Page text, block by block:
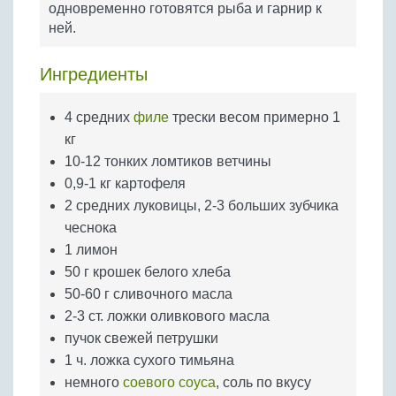
Бобовые
Яйца
одновременно готовятся рыба и гарнир к
ней.
Ингредиенты
4 средних филе трески весом примерно 1
кг
10-12 тонких ломтиков ветчины
0,9-1 кг картофеля
2 средних луковицы, 2-3 больших зубчика
чеснока
1 лимон
50 г крошек белого хлеба
50-60 г сливочного масла
2-3 ст. ложки оливкового масла
пучок свежей петрушки
1 ч. ложка сухого тимьяна
немного соевого соуса, соль по вкусу